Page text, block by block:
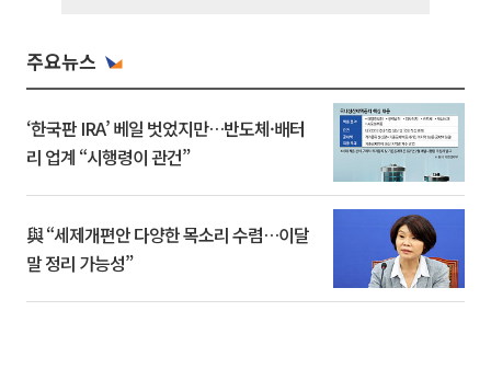
주요뉴스
‘한국판 IRA’ 베일 벗었지만…반도체·배터
리 업계 “시행령이 관건”
與 “세제개편안 다양한 목소리 수렴…이달
말 정리 가능성”